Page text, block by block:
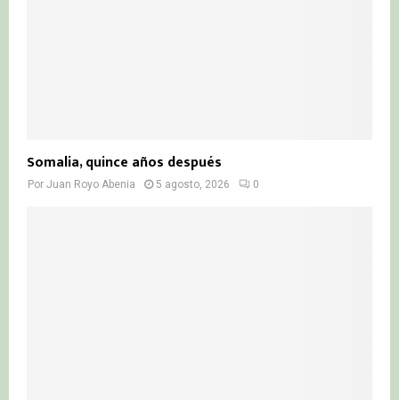
Somalia, quince años después
Por Juan Royo Abenia 5 agosto, 2026 0